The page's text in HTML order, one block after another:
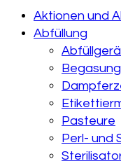
Aktionen und
Abfüllung
Begasung
Pasteure
Perl- und